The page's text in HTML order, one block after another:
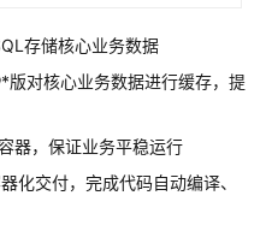
存储核心业务数据
对核心业务数据进行缓存，提
器，保证业务平稳运行
化交付，完成代码自动编译、